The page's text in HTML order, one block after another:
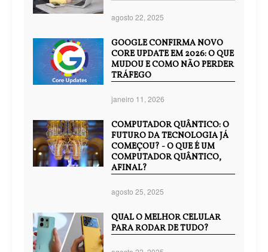
agosto 22, 2025
GOOGLE CONFIRMA NOVO
CORE UPDATE EM 2026: O QUE
MUDOU E COMO NÃO PERDER
TRÁFEGO
janeiro 11, 2026
COMPUTADOR QUÂNTICO: O
FUTURO DA TECNOLOGIA JÁ
COMEÇOU? - O QUE É UM
COMPUTADOR QUÂNTICO,
AFINAL?
agosto 25, 2025
QUAL O MELHOR CELULAR
PARA RODAR DE TUDO?